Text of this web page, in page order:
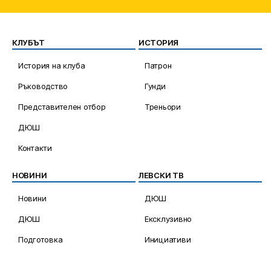
КЛУБЪТ
История на клуба
Ръководство
Представителен отбор
ДЮШ
Контакти
ИСТОРИЯ
Патрон
Гунди
Треньори
НОВИНИ
Новини
ДЮШ
Подготовка
ЛЕВСКИ ТВ
ДЮШ
Ексклузивно
Инициативи